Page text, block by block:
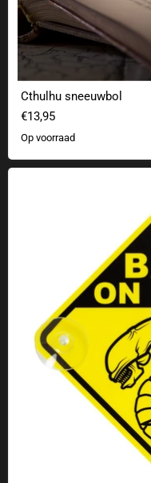
Cthulhu sneeuwbol
€13,95
Op voorraad